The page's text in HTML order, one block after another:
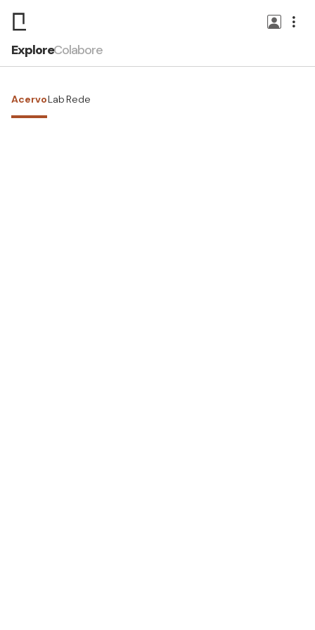
ExploreColabore
AcervoLab Rede